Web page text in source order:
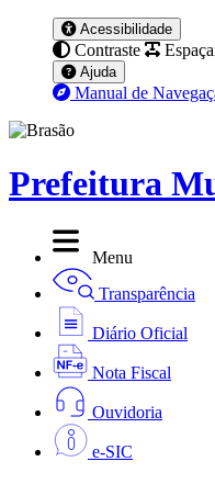
Acessibilidade
Contraste
Ajuda
Manual de
Prefeitura
Menu
Transparência
Diário Oficial
Nota Fiscal
Ouvidoria
e-SIC